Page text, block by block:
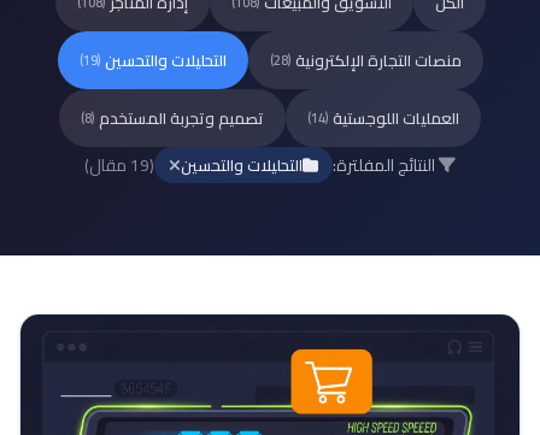
منصات التجارة الإلكترونية (28) التحليلات والتحسين (19)
العمليات اللوجستية (14) تصميم وتجربة المستخدم (8)
النتائج المفلترة: التحليلات والتحسين (19 مقال)